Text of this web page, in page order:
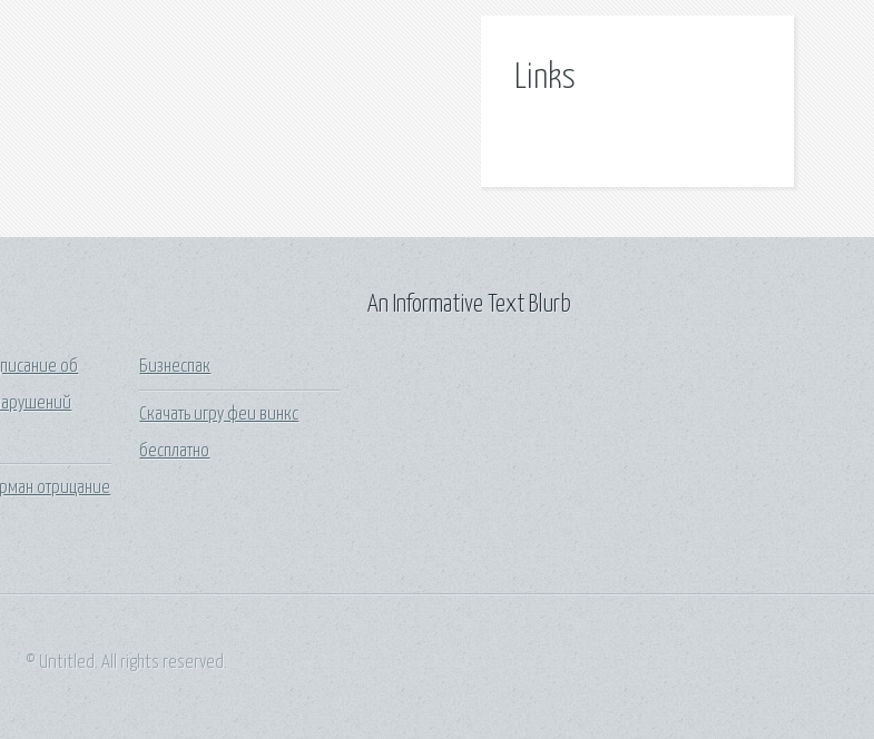
Links
об
отрицание
Бизнеспак
Скачать игру феи винкс
бесплатно
An Informative Text Blurb
© Untitled. All rights reserved.